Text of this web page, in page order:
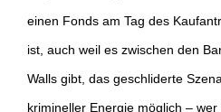
einen Fonds am Tag des
ist, auch weil es zwischen den
Walls gibt, das geschliderte
krimineller Energie möglich –